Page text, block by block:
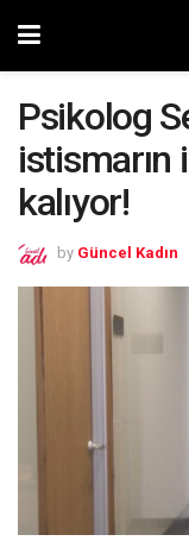
Psikolog
istismarın
kalıyor!
by Güncel Kadın